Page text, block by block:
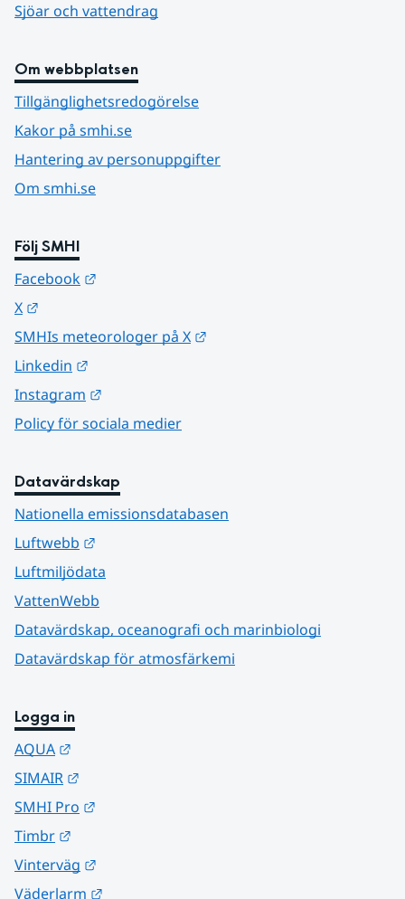
Sjöar och vattendrag
Om webbplatsen
Tillgänglighetsredogörelse
Kakor på smhi.se
Hantering av personuppgifter
Om smhi.se
Följ SMHI
Facebook
X
SMHIs meteorologer på X
Linkedin
Instagram
Policy för sociala medier
Datavärdskap
Nationella emissionsdatabasen
Luftwebb
Luftmiljödata
VattenWebb
Datavärdskap, oceanografi och marinbiologi
Datavärdskap för atmosfärkemi
Logga in
AQUA
SIMAIR
SMHI Pro
Timbr
Vinterväg
Väderlarm